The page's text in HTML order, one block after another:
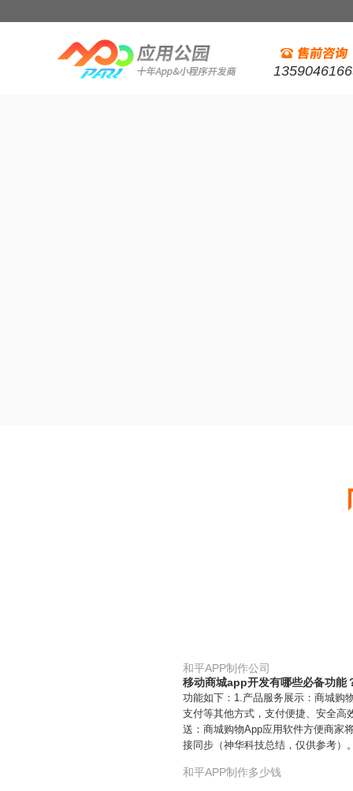
和平APP制作公司
移动商城app开发有哪些必备功能
功能如下：1.产品服务展示：商城购
支付等其他方式，支付便捷、安全高
送：商城购物App应用软件方便商家
接同步（神华科技总结，仅供参考）
和平APP制作多少钱